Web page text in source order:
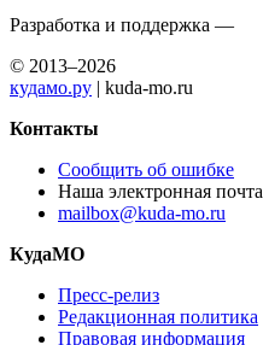
Разработка и поддержка —
© 2013–2026
кудамо.ру | kuda-mo.ru
Контакты
Сообщить об ошибке
Наша электронная почта
mailbox@kuda-mo.ru
КудаМО
Пресс-релиз
Редакционная политика
Правовая информация